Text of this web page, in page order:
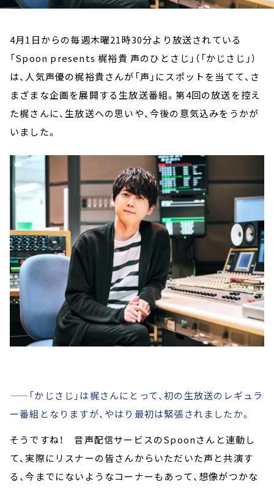
4月1日からの毎週木曜21時30分より放送されている
「Spoon presents 梶裕貴 声のひとさじ」（「かじさじ」）
は、人気声優の梶裕貴さんが「声」にスポットを当てて、さ
まざまな企画を展開する生放送番組。第4回の放送を控え
た梶さんに、生放送への思いや、今後の意気込みをうかが
いました。
——「かじさじ」は梶さんにとって、初の生放送のレギュラ
ー番組となりますが、やはり最初は緊張されましたか。
そうですね！ 音声配信サービスのSpoonさんと連動し
て、実際にリスナーの皆さんからいただいた声と共演す
る、今までにないようなコーナーもあって、想像がつかな